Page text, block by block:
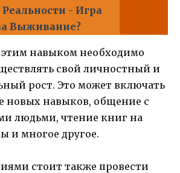
- Игра
Выживание?
этим навыком необходимо
свой личностный и
рост. Это может включать
новых навыков, общение с
людьми, чтение книг на
и многое другое.
стоит также провести